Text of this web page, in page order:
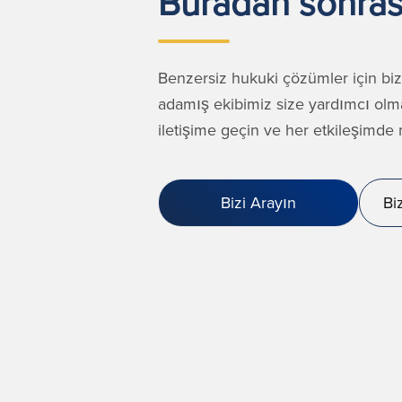
Benzersiz hukuki çözümler için
adamış ekibimiz size yardımcı
iletişime geçin ve her
Bizi Arayın